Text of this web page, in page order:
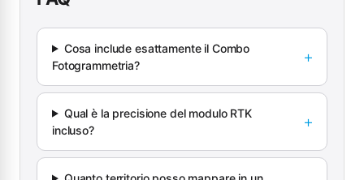
Cosa include esattamente il Combo
Fotogrammetria?
Qual è la precisione del modulo RTK
incluso?